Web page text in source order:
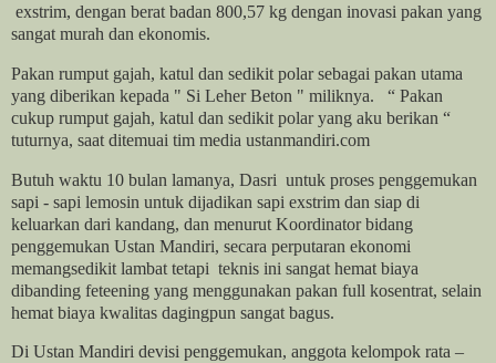
exstrim, dengan berat badan 800,57 kg dengan inovasi pakan yang
sangat murah dan ekonomis.
Pakan rumput gajah, katul dan sedikit polar sebagai pakan utama
yang diberikan kepada " Si Leher Beton " miliknya. “ Pakan
cukup rumput gajah, katul dan sedikit polar yang aku berikan “
tuturnya, saat ditemuai tim media ustanmandiri.com
Butuh waktu 10 bulan lamanya, Dasri untuk proses penggemukan
sapi - sapi lemosin untuk dijadikan sapi exstrim dan siap di
keluarkan dari kandang, dan menurut Koordinator bidang
penggemukan Ustan Mandiri, secara perputaran ekonomi
memangsedikit lambat tetapi teknis ini sangat hemat biaya
dibanding feteening yang menggunakan pakan full kosentrat, selain
hemat biaya kwalitas dagingpun sangat bagus.
Di Ustan Mandiri devisi penggemukan, anggota kelompok rata –